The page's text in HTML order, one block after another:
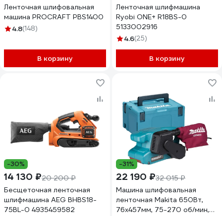
Ленточная шлифовальная
машина PROCRAFT PBS1400
4.8(148)
В корзину
Ленточная шлифмашина
Ryobi ONE+ R18BS-0
5133002916
4.6(25)
В корзину
-30%
14 130 ₽20 200 ₽
Бесщеточная ленточная
шлифмашина AEG BHBS18-
75BL-0 4935459582
-31%
22 190 ₽32 015 ₽
Машина шлифовальная
ленточная Makita 650Вт,
76х457мм, 75-270 об/мин,